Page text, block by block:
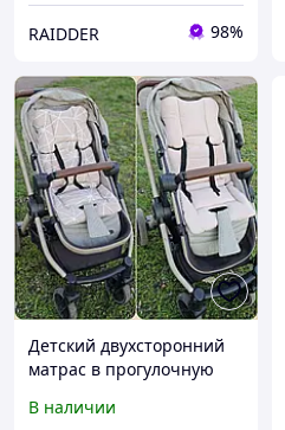
RAIDDER 98%
Детский двухсторонний
матрас в прогулочную
стульчик для кормления
В наличии